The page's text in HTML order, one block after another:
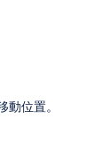
動位置。